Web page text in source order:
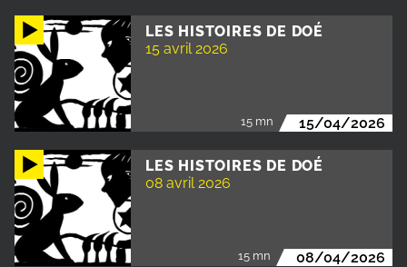
LES HISTOIRES DE DOÉ
15 avril 2026
15 mn 15/04/2026
LES HISTOIRES DE DOÉ
08 avril 2026
15 mn 08/04/2026